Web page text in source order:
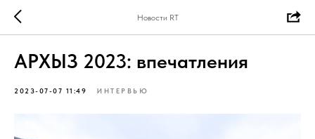
Новости RT
АРХЫЗ 2023: впечатления
2023-07-07 11:49 ИНТЕРВЬЮ